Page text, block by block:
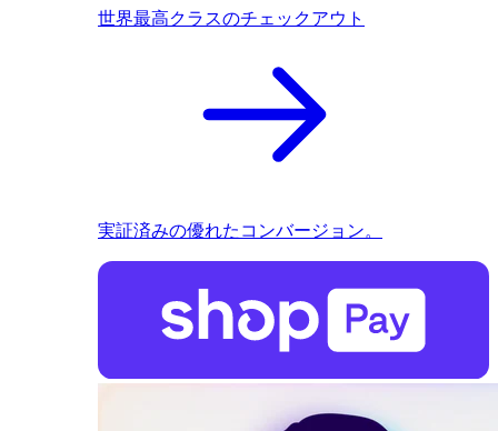
世界最高クラスのチェックアウト
実証済みの優れたコンバージョン。